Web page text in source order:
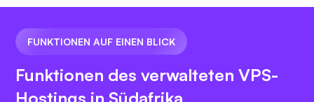
VS Code
FUNKTIONEN AUF EINEN BLICK
Funktionen des verwalteten VPS-
Hostings in Südafrika